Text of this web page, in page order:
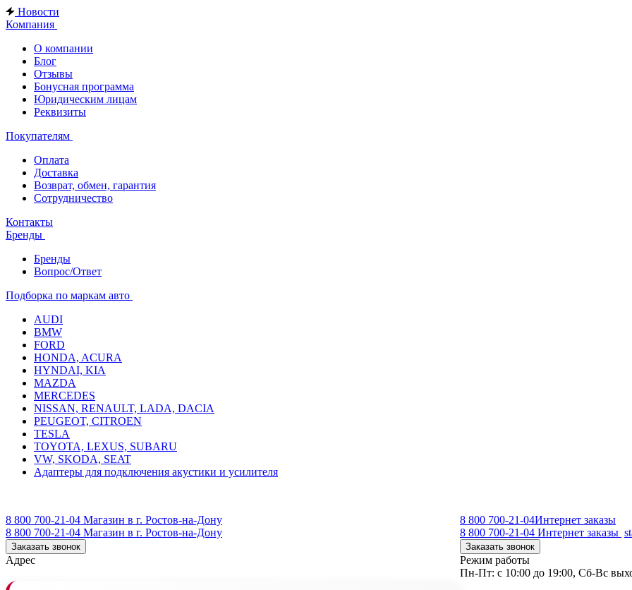
Новости
Компания
О компании
Блог
Отзывы
Бонусная программа
Юридическим лицам
Реквизиты
Покупателям
Оплата
Доставка
Возврат, обмен, гарантия
Сотрудничество
Контакты
Бренды
Бренды
Вопрос/Ответ
Подборка по маркам авто
AUDI
BMW
FORD
HONDA, ACURA
HYNDAI, KIA
MAZDA
MERCEDES
NISSAN, RENAULT, LADA, DACIA
PEUGEOT, CITROEN
TESLA
TOYOTA, LEXUS, SUBARU
VW, SKODA, SEAT
Адаптеры для подключения акустики и усилителя
8 800 700-21-04 Магазин в г. Ростов-на-Дону
8 800 700-21-04 Магазин в г. Ростов-на-Дону
Заказать звонок
Адрес
8 800 700-21-04Интернет заказы
8 800 700-21-04 Интернет заказы
Заказать звонок
Режим работы
Пн-Пт: с 10:00 до 19:00, Сб-Вс